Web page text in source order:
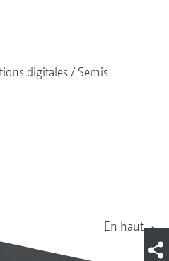
digitales
Semis
En haut